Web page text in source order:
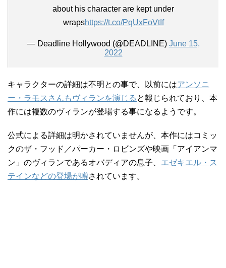
about his character are kept under
wrapshttps://t.co/PqUxFoVtIf
— Deadline Hollywood (@DEADLINE) June 15,
2022
キャラクターの詳細は不明との事で、以前にはアンソニ
ー・ラモスさんもヴィランを演じる と報じられており、本
作には複数のヴィランが登場する事になるようです。
公式による詳細は明かされていませんが、本作にはコミッ
クのザ・フッド／パーカー・ロビンズや映画「アイアンマ
ン」のヴィランであるオバディアの息子、 エゼキエル・ス
テインなどの登場が噂されています。